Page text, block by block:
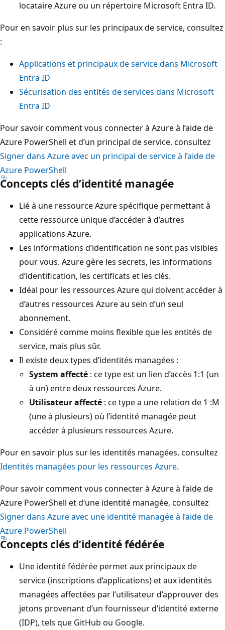
locataire Azure ou un répertoire Microsoft Entra ID.
Pour en savoir plus sur les principaux de service, consultez
:
Applications et principaux de service dans Microsoft
Entra ID
Sécurisation des entités de services dans Microsoft
Entra ID
Pour savoir comment vous connecter à Azure à l’aide de
Azure PowerShell et d’un principal de service, consultez
Signer dans Azure avec un principal de service à l’aide de
Azure PowerShell
Concepts clés d’identité managée
Lié à une ressource Azure spécifique permettant à
cette ressource unique d’accéder à d’autres
applications Azure.
Les informations d’identification ne sont pas visibles
pour vous. Azure gère les secrets, les informations
d’identification, les certificats et les clés.
Idéal pour les ressources Azure qui doivent accéder à
d’autres ressources Azure au sein d’un seul
abonnement.
Considéré comme moins flexible que les entités de
service, mais plus sûr.
Il existe deux types d’identités managées :
System affecté : ce type est un lien d’accès 1:1 (un
à un) entre deux ressources Azure.
Utilisateur affecté : ce type a une relation de 1 :M
(une à plusieurs) où l’identité managée peut
accéder à plusieurs ressources Azure.
Pour en savoir plus sur les identités managées, consultez
Identités managées pour les ressources Azure.
Pour savoir comment vous connecter à Azure à l’aide de
Azure PowerShell et d’une identité managée, consultez
Signer dans Azure avec une identité managée à l’aide de
Azure PowerShell
Concepts clés d’identité fédérée
Une identité fédérée permet aux principaux de
service (inscriptions d’applications) et aux identités
managées affectées par l’utilisateur d’approuver des
jetons provenant d’un fournisseur d’identité externe
(IDP), tels que GitHub ou Google.